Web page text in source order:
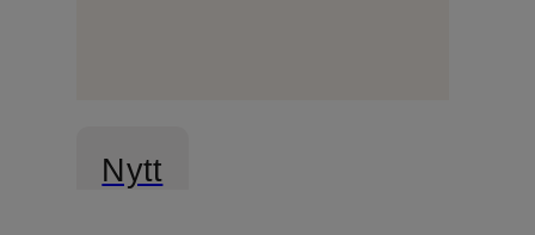
Nytt